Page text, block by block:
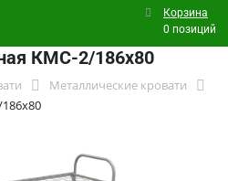
Корзина
0 позиций
КМС-2/186х80
Металлические кровати